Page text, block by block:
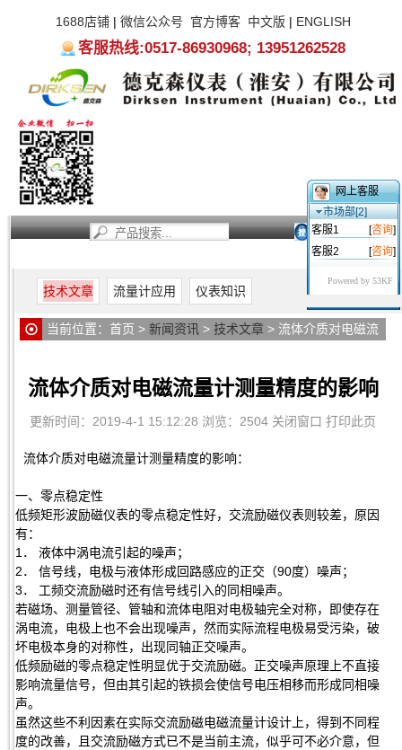
1688店铺| 微信公众号 官方博客 中文版 | ENGLISH
客服热线:0517-86930968; 13951262528
技术文章 流量计应用 仪表知识
当前位置： 首页 > 新闻资讯 > 技术文章 > 流体介质对电磁流
流体介质对电磁流量计测量精度的影响
更新时间：2019-4-1 15:12:28 浏览：2504 关闭窗口 打印此页
流体介质对电磁流量计测量精度的影响：
一、零点稳定性
低频矩形波励磁仪表的零点稳定性好，交流励磁仪表则较差，原因
有：
1． 液体中涡电流引起的噪声；
2． 信号线，电极与液体形成回路感应的正交（90度）噪声；
3． 工频交流励磁时还有信号线引入的同相噪声。
若磁场、测量管径、管轴和流体电阻对电极轴完全对称，即使存在
涡电流，电极上也不会出现噪声，然而实际流程电极易受污染，破
坏电极本身的对称性，出现同轴正交噪声。
低频励磁的零点稳定性明显优于交流励磁。正交噪声原理上不直接
影响流量信号，但由其引起的铁损会使信号电压相移而形成同相噪
声。
虽然这些不利因素在实际交流励磁电磁流量计设计上，得到不同程
度的改善，且交流励磁方式已不是当前主流，似乎可不必介意，但
网上客服
市场部[2]
客服1
[咨询]
客服2
[咨询]
Powered by 53KF